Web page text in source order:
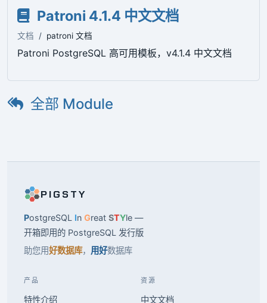
Patroni 4.1.4 中文文档
文档 patroni 文档
Patroni PostgreSQL 高可用模板，v4.1.4 中文文档
全部 Module
PIGSTY
PostgreSQL In Great STYle —
开箱即用的 PostgreSQL 发行版
助您用好数据库， 用好数据库
产品
特性介绍
资源
中文文档